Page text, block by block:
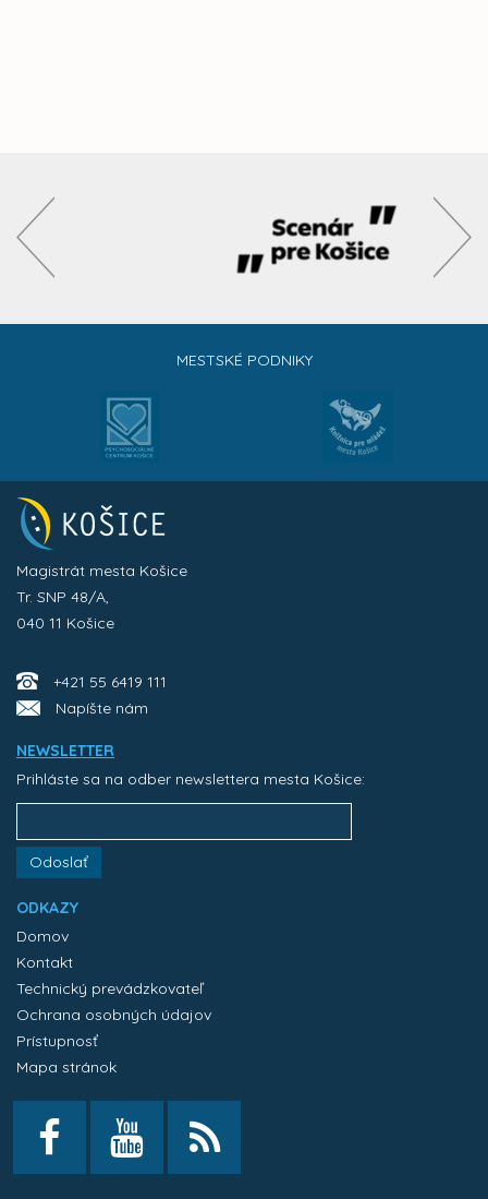
MESTSKÉ PODNIKY
Magistrát mesta Košice
Tr. SNP 48/A,
040 11 Košice
+421 55 6419 111
Napíšte nám
NEWSLETTER
Prihláste sa na odber newslettera mesta Košice:
Odoslať
ODKAZY
Domov
Kontakt
Technický prevádzkovateľ
Ochrana osobných údajov
Prístupnosť
Mapa stránok